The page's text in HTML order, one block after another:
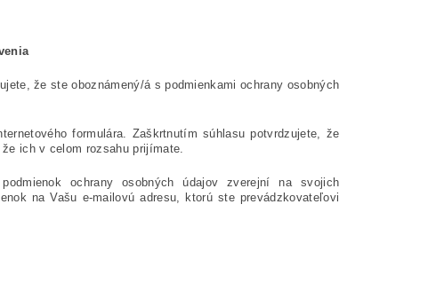
že ste oboznámený/á s podmienkami ochrany osobných
formulára. Zaškrtnutím súhlasu potvrdzujete, že
ich v celom rozsahu prijímate.
ochrany osobných údajov zverejní na svojich
na Vašu e-mailovú adresu, ktorú ste prevádzkovateľovi